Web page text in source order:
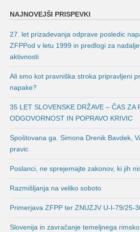
NAJNOVEJŠI PRISPEVKI
27. let prizadevanja odprave posledic
ZFPPod v letu 1999 in predlogi za
aktivnosti
Ali smo kot pravniška stroka pripravljeni
napake?
35 LET SLOVENSKE DRŽAVE – ČAS ZA
ODGOVORNOST IN POPRAVO KRIVIC
Spoštovana ga. Simona Drenik Bavdek,
pravic
Poslanci, ne sprejemajte zakonov, ki jih
Razmišljanja na veliko soboto
Primerjava ZFPP ter ZNUZJV U-I-79/25-
Slovenija in zavračanje temeljnega